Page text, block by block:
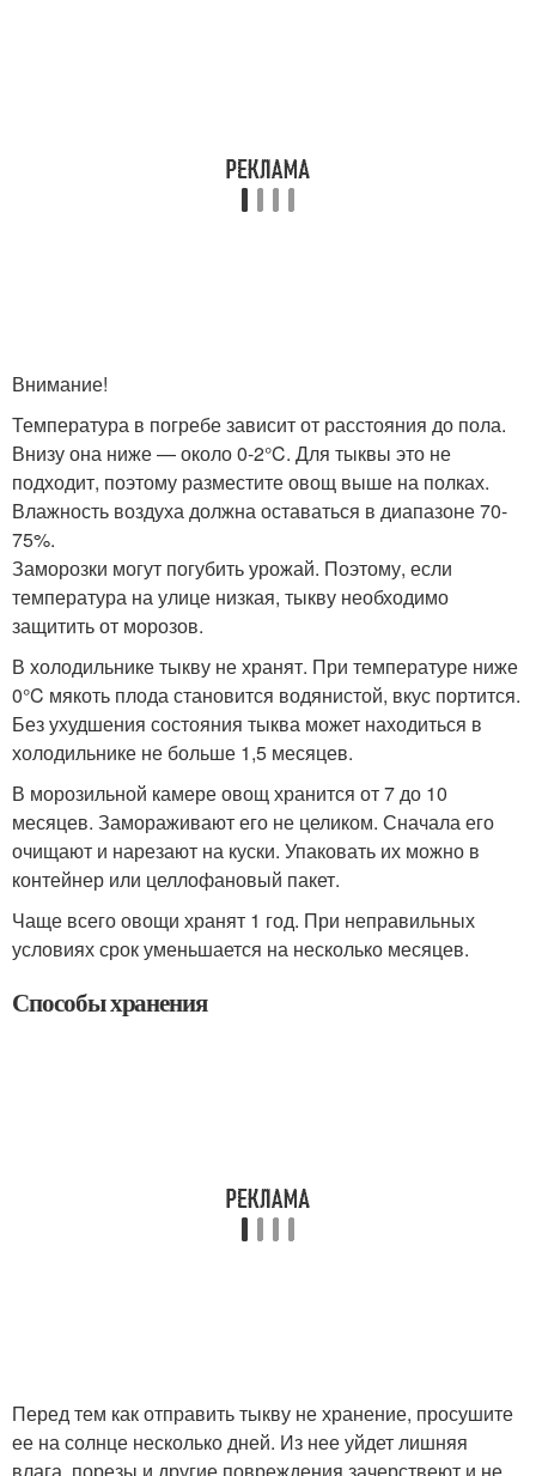
Внимание!
Температура в погребе зависит от расстояния до пола.
Внизу она ниже — около 0-2°C. Для тыквы это не
подходит, поэтому разместите овощ выше на полках.
Влажность воздуха должна оставаться в диапазоне 70-
75%.
Заморозки могут погубить урожай. Поэтому, если
температура на улице низкая, тыкву необходимо
защитить от морозов.
В холодильнике тыкву не хранят. При температуре ниже
0°C мякоть плода становится водянистой, вкус портится.
Без ухудшения состояния тыква может находиться в
холодильнике не больше 1,5 месяцев.
В морозильной камере овощ хранится от 7 до 10
месяцев. Замораживают его не целиком. Сначала его
очищают и нарезают на куски. Упаковать их можно в
контейнер или целлофановый пакет.
Чаще всего овощи хранят 1 год. При неправильных
условиях срок уменьшается на несколько месяцев.
Способы хранения
Перед тем как отправить тыкву не хранение, просушите
ее на солнце несколько дней. Из нее уйдет лишняя